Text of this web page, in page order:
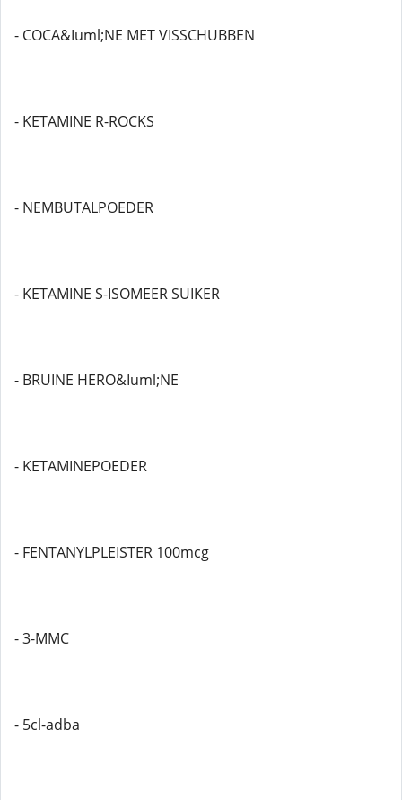
- COCA&Iuml;NE MET VISSCHUBBEN
- KETAMINE R-ROCKS
- NEMBUTALPOEDER
- KETAMINE S-ISOMEER SUIKER
- BRUINE HERO&Iuml;NE
- KETAMINEPOEDER
- FENTANYLPLEISTER 100mcg
- 3-MMC
- 5cl-adba